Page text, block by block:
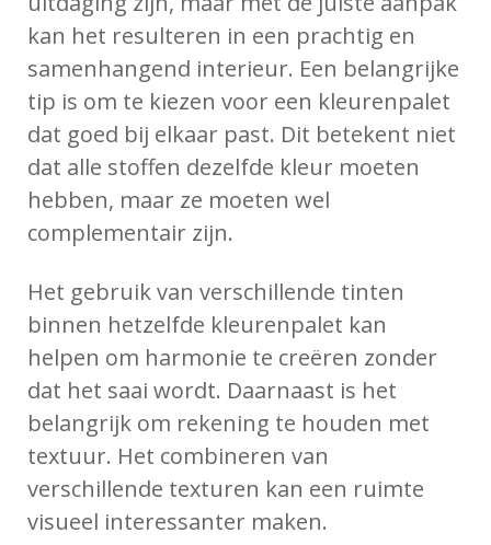
kan het resulteren in een prachtig en
samenhangend interieur. Een belangrijke
tip is om te kiezen voor een kleurenpalet
dat goed bij elkaar past. Dit betekent niet
dat alle stoffen dezelfde kleur moeten
hebben, maar ze moeten wel
complementair zijn.
Het gebruik van verschillende tinten
binnen hetzelfde kleurenpalet kan
helpen om harmonie te creëren zonder
dat het saai wordt. Daarnaast is het
belangrijk om rekening te houden met
textuur. Het combineren van
verschillende texturen kan een ruimte
visueel interessanter maken.